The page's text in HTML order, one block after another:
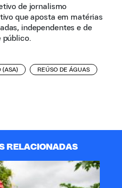
de jornalismo
que aposta em matérias
independentes e de
público.
(ASA) REÚSO DE ÁGUAS
RELACIONADAS